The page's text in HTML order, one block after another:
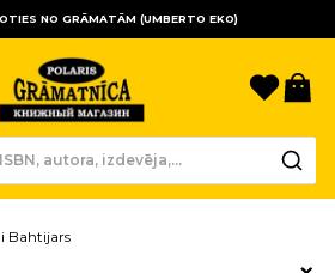
NO GRĀMATĀM (UMBERTO EKO)
Bahtijars